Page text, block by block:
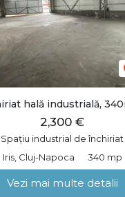
hală industrială,
2,300 €
Spațiu industrial de închiriat
Iris, Cluj-Napoca
340 mp
Vezi mai multe detalii